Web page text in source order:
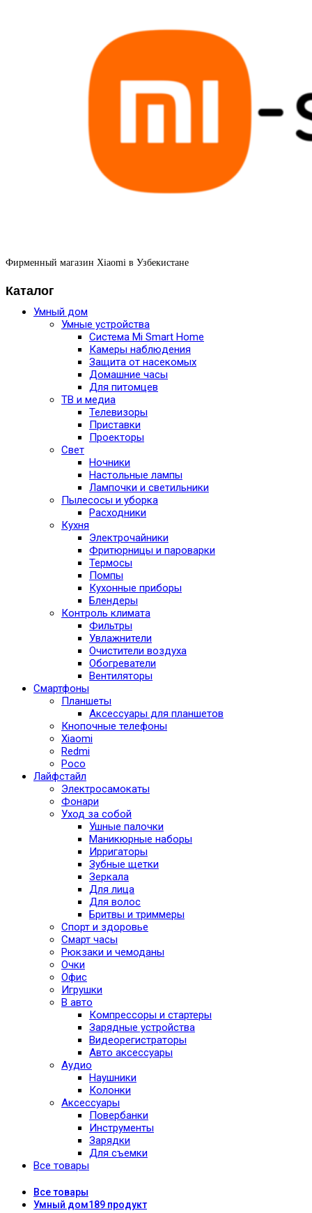
Фирменный магазин Xiaomi в Узбекистане
Каталог
Умный дом
Умные устройства
Система Mi Smart Home
Камеры наблюдения
Защита от насекомых
Домашние часы
Для питомцев
ТВ и медиа
Телевизоры
Приставки
Проекторы
Свет
Ночники
Настольные лампы
Лампочки и светильники
Пылесосы и уборка
Расходники
Кухня
Электрочайники
Фритюрницы и пароварки
Термосы
Помпы
Кухонные приборы
Блендеры
Контроль климата
Фильтры
Увлажнители
Очистители воздуха
Обогреватели
Вентиляторы
Смартфоны
Планшеты
Аксессуары для планшетов
Кнопочные телефоны
Xiaomi
Redmi
Poco
Лайфстайл
Электросамокаты
Фонари
Уход за собой
Ушные палочки
Маникюрные наборы
Ирригаторы
Зубные щетки
Зеркала
Для лица
Для волос
Бритвы и триммеры
Спорт и здоровье
Смарт часы
Рюкзаки и чемоданы
Очки
Офис
Игрушки
В авто
Компрессоры и стартеры
Зарядные устройства
Видеорегистраторы
Авто аксессуары
Аудио
Наушники
Колонки
Аксессуары
Повербанки
Инструменты
Зарядки
Для съемки
Все товары
Всетовары
Умный дом189 продукт